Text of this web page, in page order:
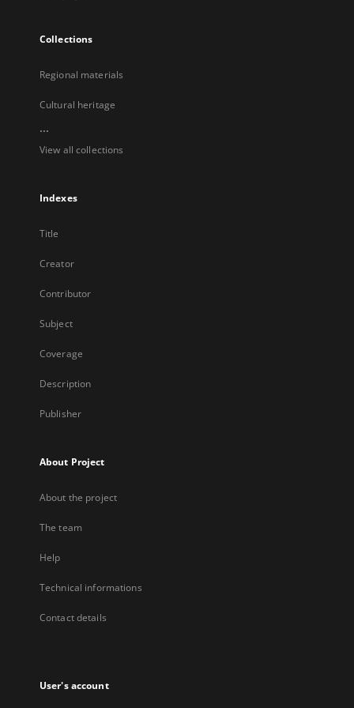
Collections
Regional materials
Cultural heritage
...
View all collections
Indexes
Title
Creator
Contributor
Subject
Coverage
Description
Publisher
About Project
About the project
The team
Help
Technical informations
Contact details
User's account